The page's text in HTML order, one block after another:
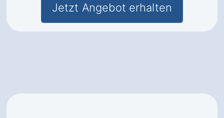
Jetzt Angebot erhalten